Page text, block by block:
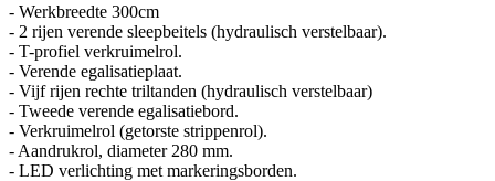
- Werkbreedte 300cm
- 2 rijen verende sleepbeitels (hydraulisch verstelbaar).
- T-profiel verkruimelrol.
- Verende egalisatieplaat.
- Vijf rijen rechte triltanden (hydraulisch verstelbaar)
- Tweede verende egalisatiebord.
- Verkruimelrol (getorste strippenrol).
- Aandrukrol, diameter 280 mm.
- LED verlichting met markeringsborden.